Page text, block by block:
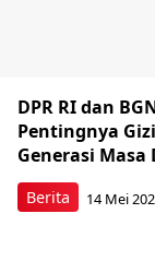
Berita
DPR RI dan
Pentingnya
Generasi Masa
14 Mei